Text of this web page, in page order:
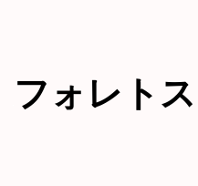
フォレトス